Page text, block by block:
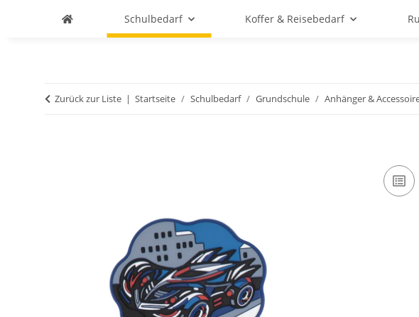
Schulbedarf Koffer & Reisebedarf
Zurück zur Liste Startseite Schulbedarf Grundschule Anhänger &